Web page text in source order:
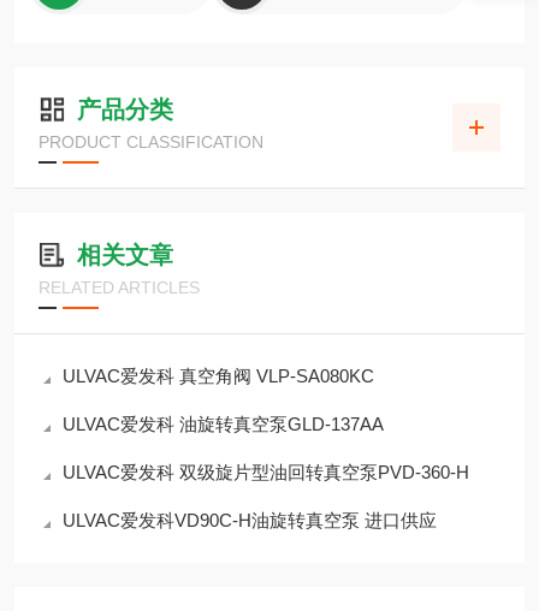
产品分类
PRODUCT CLASSIFICATION
相关文章
RELATED ARTICLES
ULVAC爱发科 真空角阀 VLP-SA080KC
ULVAC爱发科 油旋转真空泵GLD-137AA
ULVAC爱发科 双级旋片型油回转真空泵PVD-360-H
ULVAC爱发科VD90C-H油旋转真空泵 进口供应